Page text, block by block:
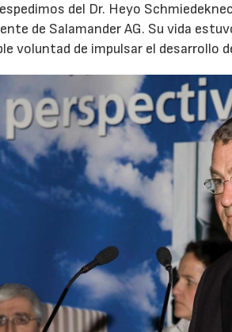
del Dr. Heyo
de Salamander AG. Su vida
voluntad de impulsar el desarrollo